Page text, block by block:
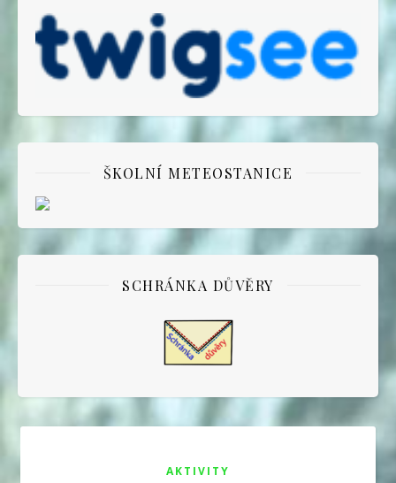
ŠKOLNÍ METEOSTANICE
SCHRÁNKA DŮVĚRY
AKTIVITY